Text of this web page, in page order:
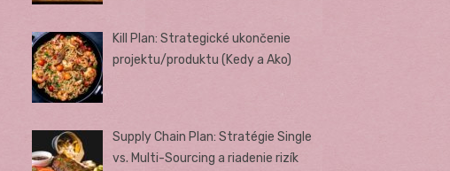
Kill Plan: Strategické ukončenie
projektu/produktu (Kedy a Ako)
Supply Chain Plan: Stratégie Single
vs. Multi-Sourcing a riadenie rizík